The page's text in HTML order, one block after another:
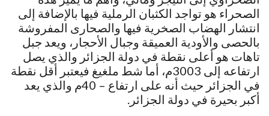
الصحراء هو تواجد الكثبان الرملية فيها بالإضافة إلى
انتشار الهضاب الصخرية فيها والصحارى المفروشة
بالحصى والأودية العميقة وجبال الأحجار، ويعد جبل
تاهات هو أعلى نقطة في دولة الجزائر والذي يصل
ارتفاعه إلى 3003م، أما شط ملغيغ فيعتبر أقل نقطة
في الجزائر حيث أنه على ارتفاع – 40م والذي يعد
أكبر بحيرة في دولة الجزائر.